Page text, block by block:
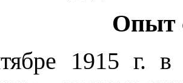
Опыт
1915 г.